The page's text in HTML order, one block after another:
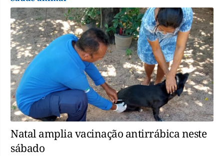
Natal amplia vacinação antirrábica neste
sábado